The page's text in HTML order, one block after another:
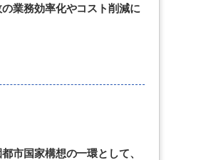
業務効率化やコスト削減に
市国家構想の一環として、